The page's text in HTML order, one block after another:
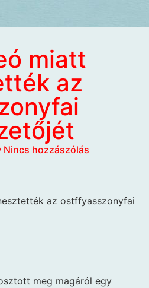
miatt
az
Nincs hozzászólás
meg magáról egy